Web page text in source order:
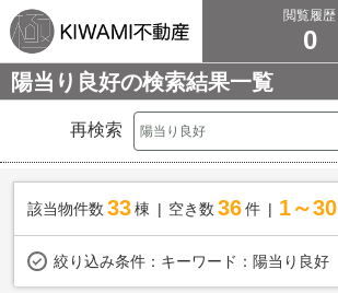
閲覧履歴
0
陽当り良好の検索結果一覧
再検索
該当物件数 33棟 空き数 36 件 1～30
絞り込み条件： キーワード：陽当り良好